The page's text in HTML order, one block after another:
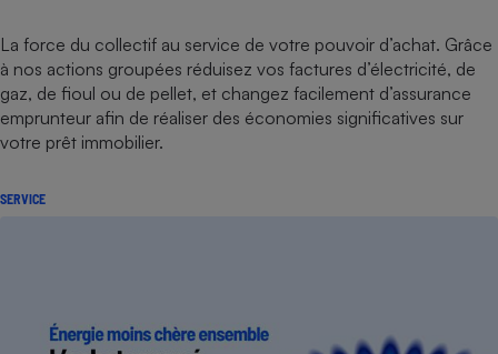
La force du collectif au service de votre pouvoir d’achat. Grâce
à nos actions groupées réduisez vos factures d’électricité, de
gaz, de fioul ou de pellet, et changez facilement d’assurance
emprunteur afin de réaliser des économies significatives sur
votre prêt immobilier.
SERVICE